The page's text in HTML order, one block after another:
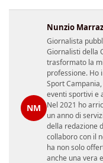
NM
Nunzio
Giornalista
Giornalisti della
trasformato la
professione. Ho
Sport
eventi sportivi e
Nel 2021 ho
un anno di
della redazione
collaboro con il
ha non solo
anche una vera